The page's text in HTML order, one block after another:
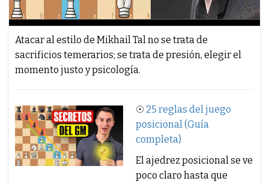
Atacar al estilo de Mikhail Tal no se trata de
sacrificios temerarios; se trata de presión, elegir el
momento justo y psicología.
☉ 25 reglas del juego
posicional (Guía
completa)
El ajedrez posicional se ve
poco claro hasta que